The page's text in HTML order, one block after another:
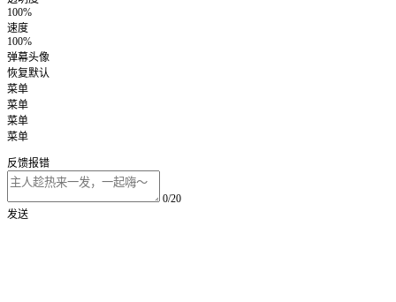
100%
速度
100%
弹幕头像
恢复默认
菜单
菜单
菜单
菜单
反馈报错
0/20
发送